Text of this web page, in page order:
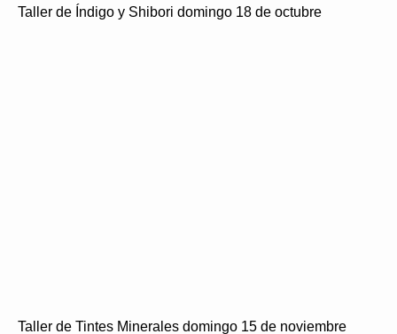
Taller de Índigo y Shibori domingo 18 de octubre
Taller de Tintes Minerales domingo 15 de noviembre